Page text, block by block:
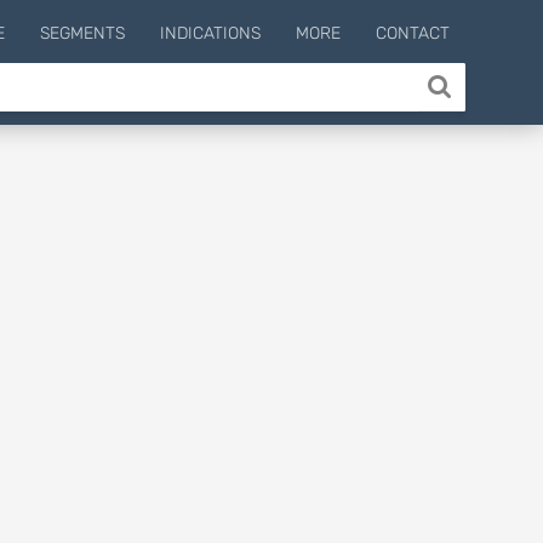
SEGMENTS INDICATIONS MORE CONTACT